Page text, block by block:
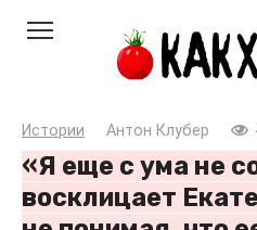
Истории Антон Клубер
«Я еще с ума не
восклицает